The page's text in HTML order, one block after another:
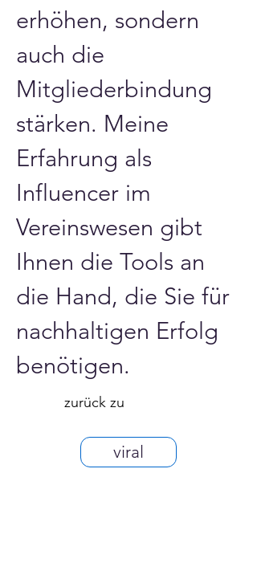
erhöhen, sondern
auch die
Mitgliederbindung
stärken. Meine
Erfahrung als
Influencer im
Vereinswesen gibt
Ihnen die Tools an
die Hand, die Sie für
nachhaltigen Erfolg
benötigen.
zurück zu
viral